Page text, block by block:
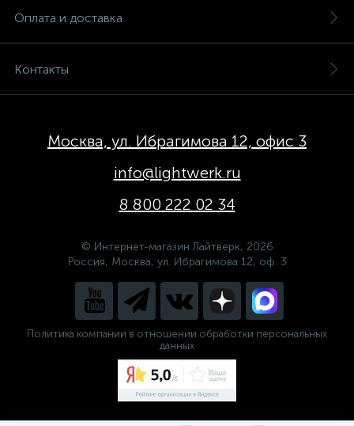
Оплата и доставка
Контакты
Москва, ул. Ибрагимова 12, офис 3
info@lightwerk.ru
8 800 222 02 34
© Интернет-магазин Лайтверк, 2026
Россия, Москва, ул. Ибрагимова 12, оф. 3
Политика компании в отношении обработки персональных
данных